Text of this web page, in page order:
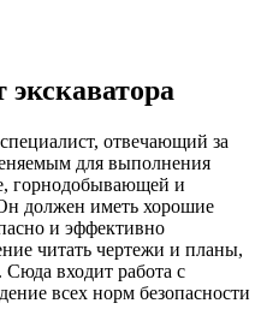
отвечающий за
для выполнения
горнодобывающей и
должен иметь хорошие
и эффективно
читать чертежи и планы,
входит работа с
всех норм безопасности